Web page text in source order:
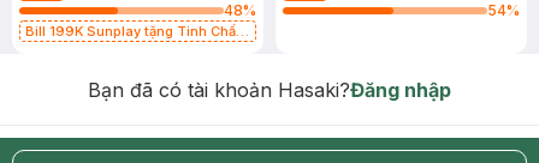
48%
Bill 199K Sunplay tặng Tinh Chất
54%
Bạn đã có tài khoản Hasaki?Đăng nhập